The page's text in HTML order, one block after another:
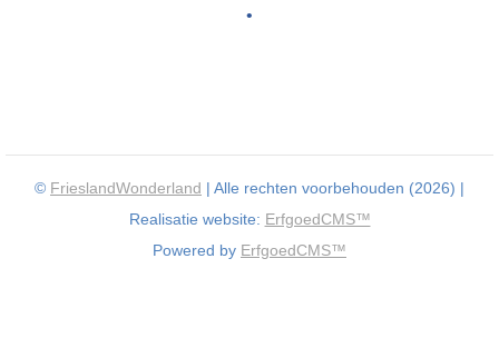
•
© FrieslandWonderland | Alle rechten voorbehouden (2026) |
Realisatie website: ErfgoedCMS™
Powered by ErfgoedCMS™